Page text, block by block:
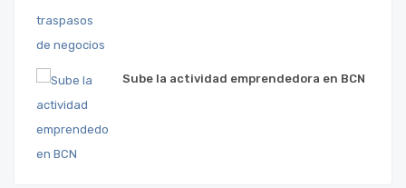
Sube la actividad emprendedora en BCN